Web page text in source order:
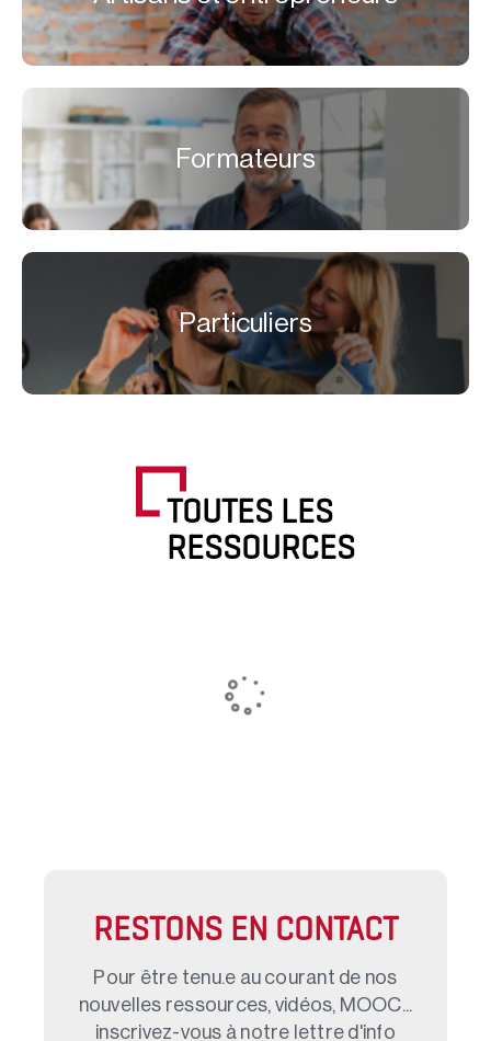
Formateurs
Particuliers
TOUTES LES
RESSOURCES
RESTONS EN CONTACT
Pour être tenu.e au courant de nos
nouvelles ressources, vidéos, MOOC...
inscrivez-vous à notre lettre d'info